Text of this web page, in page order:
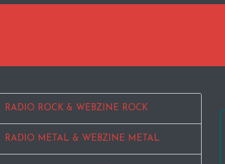
RADIO ROCK & WEBZINE ROCK
RADIO METAL & WEBZINE METAL